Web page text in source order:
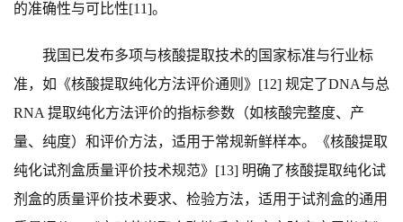
的准确性与可比性[11]。
我国已发布多项与核酸提取技术的国家标准与行业标
准，如《核酸提取纯化方法评价通则》[12] 规定了DNA与总
RNA 提取纯化方法评价的指标参数（如核酸完整度、产
量、纯度）和评价方法，适用于常规新鲜样本。《核酸提取
纯化试剂盒质量评价技术规范》[13] 明确了核酸提取纯化试
剂盒的质量评价技术要求、检验方法，适用于试剂盒的通用